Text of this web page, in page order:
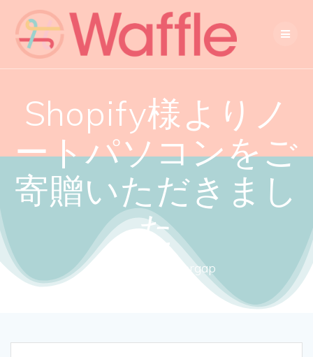
Shopify様よりノ
ートパソコンをご
寄贈いただきまし
た
Close the gendergap